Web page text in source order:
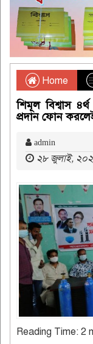
Home
শিমূল বিশ্বাস
প্রদান ফোন
admin
২৮ জুলাই,
Reading Time: 2